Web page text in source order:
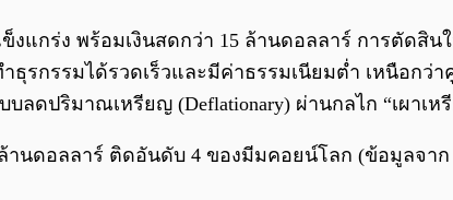
กร่ง พร้อมเงินสดกว่า 15 ล้านดอลลาร์ การตัดสินใ
รกรรมได้รวดเร็วและมีค่าธรรมเนียมต่ำ เหนือกว่า
ลดปริมาณเหรียญ (Deflationary) ผ่านกลไก “เผา
ดอลลาร์ ติดอันดับ 4 ของมีมคอยน์โลก (ข้อมูลจาก